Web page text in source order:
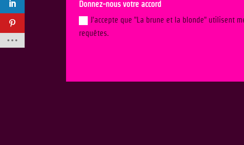
Donnez-nous votre accord
J'accepte que "La brune et la blonde" utilisent
requêtes.